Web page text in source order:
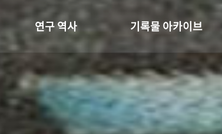
연구 역사
정책과 연구
키워드로 보는 연구 역사
연구자들
기록물 아카이브
사진 아카이브
문서 기록물
행정박물